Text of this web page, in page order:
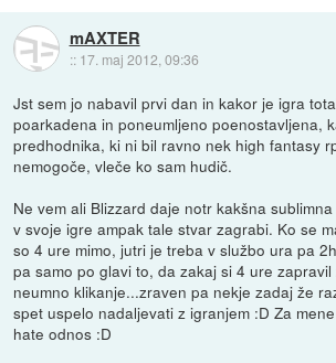
mAXTER
:: 17. maj 2012, 09:36
Jst sem jo nabavil prvi dan in kakor je igra
poarkadena in poneumljeno poenostavljena,
predhodnika, ki ni bil ravno nek high fantasy
nemogoče, vleče ko sam hudič.
Ne vem ali Blizzard daje notr kakšna
v svoje igre ampak tale stvar zagrabi. Ko se
so 4 ure mimo, jutri je treba v službo ura pa
pa samo po glavi to, da zakaj si 4 ure
neumno klikanje...zraven pa nekje zadaj že
spet uspelo nadaljevati z igranjem :D Za
hate odnos :D